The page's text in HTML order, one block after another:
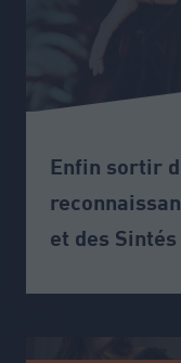
Enfin sortir
et des